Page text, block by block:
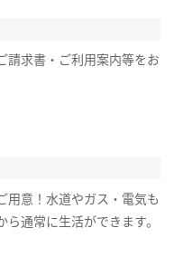
請求書・ご利用案内等をお
用意！水道やガス・電気も
通常に生活ができます。